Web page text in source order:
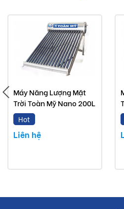
với thực tế do công nghệ
Đơn giá trên chưa bao gồm
Buildshop cam kết:
Máy năng lượng mặt trời
là sản phẩm chính hãng.
Hoàn tiền nếu phát hiện
Dịch vụ nhanh chóng, tiết
Máy Năng Lượng Mặt
Trời Toàn Mỹ Nano 200L
Hot
Liên hệ